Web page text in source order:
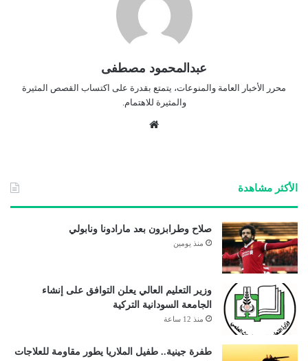
عبدالمحمود مصطفى
محرر الأخبار العامة والمنوعات، يتمتع بقدرة على اكتساب القصص المثيرة
والمثيرة للاهتمام.
الأكثر مشاهدة
صلاح وطرابزون بعد مارادونا ونابولي
منذ يومين
وزير التعليم العالي يعلن التوافق على إنشاء
الجامعة السودانية التركية
منذ 12 ساعة
طفرة جينية.. طفيل الملاريا يطور مقاومة للعلاجات